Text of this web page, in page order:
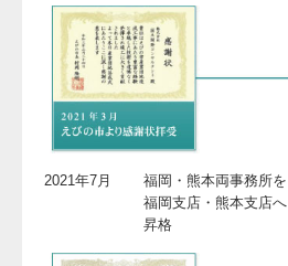
2021年7月
福岡・熊本両事務所を
福岡支店・熊本支店へ
昇格